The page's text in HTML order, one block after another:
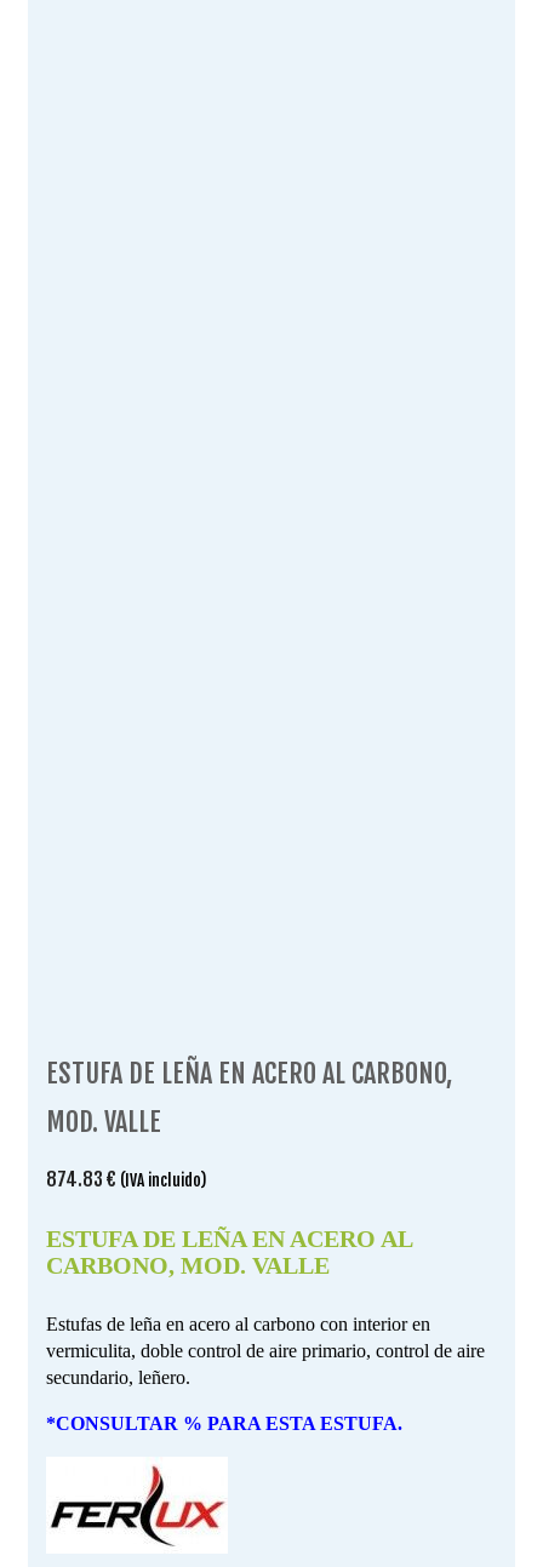
ESTUFA DE LEÑA EN ACERO AL CARBONO,
MOD. VALLE
874.83 € (IVA incluido)
ESTUFA DE LEÑA EN ACERO AL
CARBONO, MOD. VALLE
Estufas de leña en acero al carbono con interior en
vermiculita, doble control de aire primario, control de aire
secundario, leñero.
*CONSULTAR % PARA ESTA ESTUFA.